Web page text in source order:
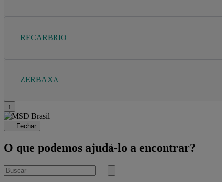
RECARBRIO
ZERBAXA
↑
Fechar
O que podemos ajudá-lo a encontrar?
Buscar
por
Submit